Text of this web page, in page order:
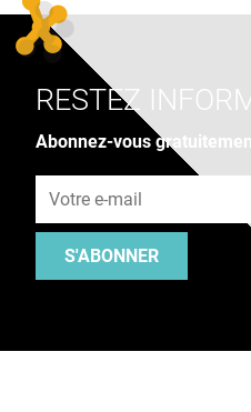
RESTEZ
Abonnez-vous
S'ABONNER